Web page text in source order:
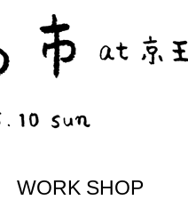
WORK SHOP